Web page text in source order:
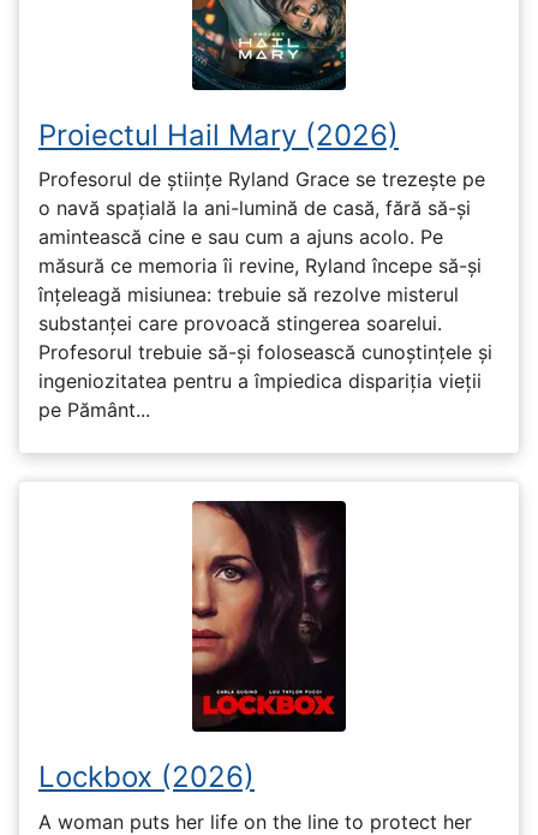
Proiectul Hail Mary (2026)
Profesorul de științe Ryland Grace se trezește pe
o navă spațială la ani-lumină de casă, fără să-și
amintească cine e sau cum a ajuns acolo. Pe
măsură ce memoria îi revine, Ryland începe să-și
înțeleagă misiunea: trebuie să rezolve misterul
substanței care provoacă stingerea soarelui.
Profesorul trebuie să-și folosească cunoștințele și
ingeniozitatea pentru a împiedica dispariția vieții
pe Pământ...
Lockbox (2026)
A woman puts her life on the line to protect her